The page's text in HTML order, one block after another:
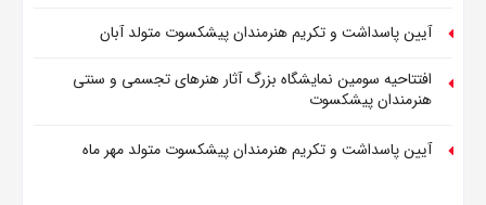
آیین پاسداشت و تکریم هنرمندان پیشکسوت متولد آبان
افتتاحیه سومین نمایشگاه بزرگ آثار هنرهای تجسمی و سنتی
هنرمندان پیشکسوت
آیین پاسداشت و تکریم هنرمندان پیشکسوت متولد مهر ماه